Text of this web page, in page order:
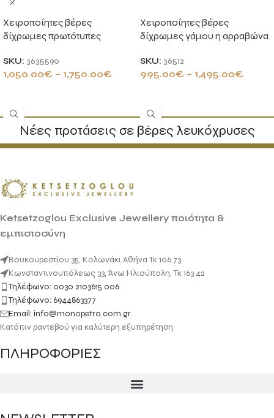
Χειροποίητες βέρες
δίχρωμες πρωτότυπες
SKU: 3635590
1,050.00€ – 1,750.00€
Χειροποίητες βέρες
δίχρωμες γάμου η αρραβώνα
SKU: 36512
995.00€ – 1,495.00€
Νέες προτάσεις σε βέρες λευκόχρυσες
Ketsetzoglou Exclusive Jewellery ποιότητα &
εμπιστοσύνη
Βουκουρεστίου 35, Κολωνάκι Αθήνα Τκ 106 73
Κωνσταντινουπόλεως 33, Άνω Ηλιούπολη, Τκ 163 42
Τηλέφωνο: 0030 2103615 006
Τηλέφωνο: 6944863377
Email: info@monopetro.com.gr
Κατόπιν ραντεβού για καλύτερη εξυπηρέτηση
ΠΛΗΡΟΦΟΡΙΕΣ